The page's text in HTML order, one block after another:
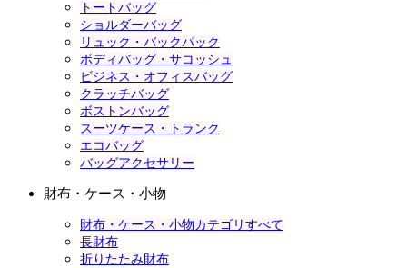
トートバッグ
ショルダーバッグ
リュック・バックパック
ボディバッグ・サコッシュ
ビジネス・オフィスバッグ
クラッチバッグ
ボストンバッグ
スーツケース・トランク
エコバッグ
バッグアクセサリー
財布・ケース・小物
財布・ケース・小物カテゴリすべて
長財布
折りたたみ財布